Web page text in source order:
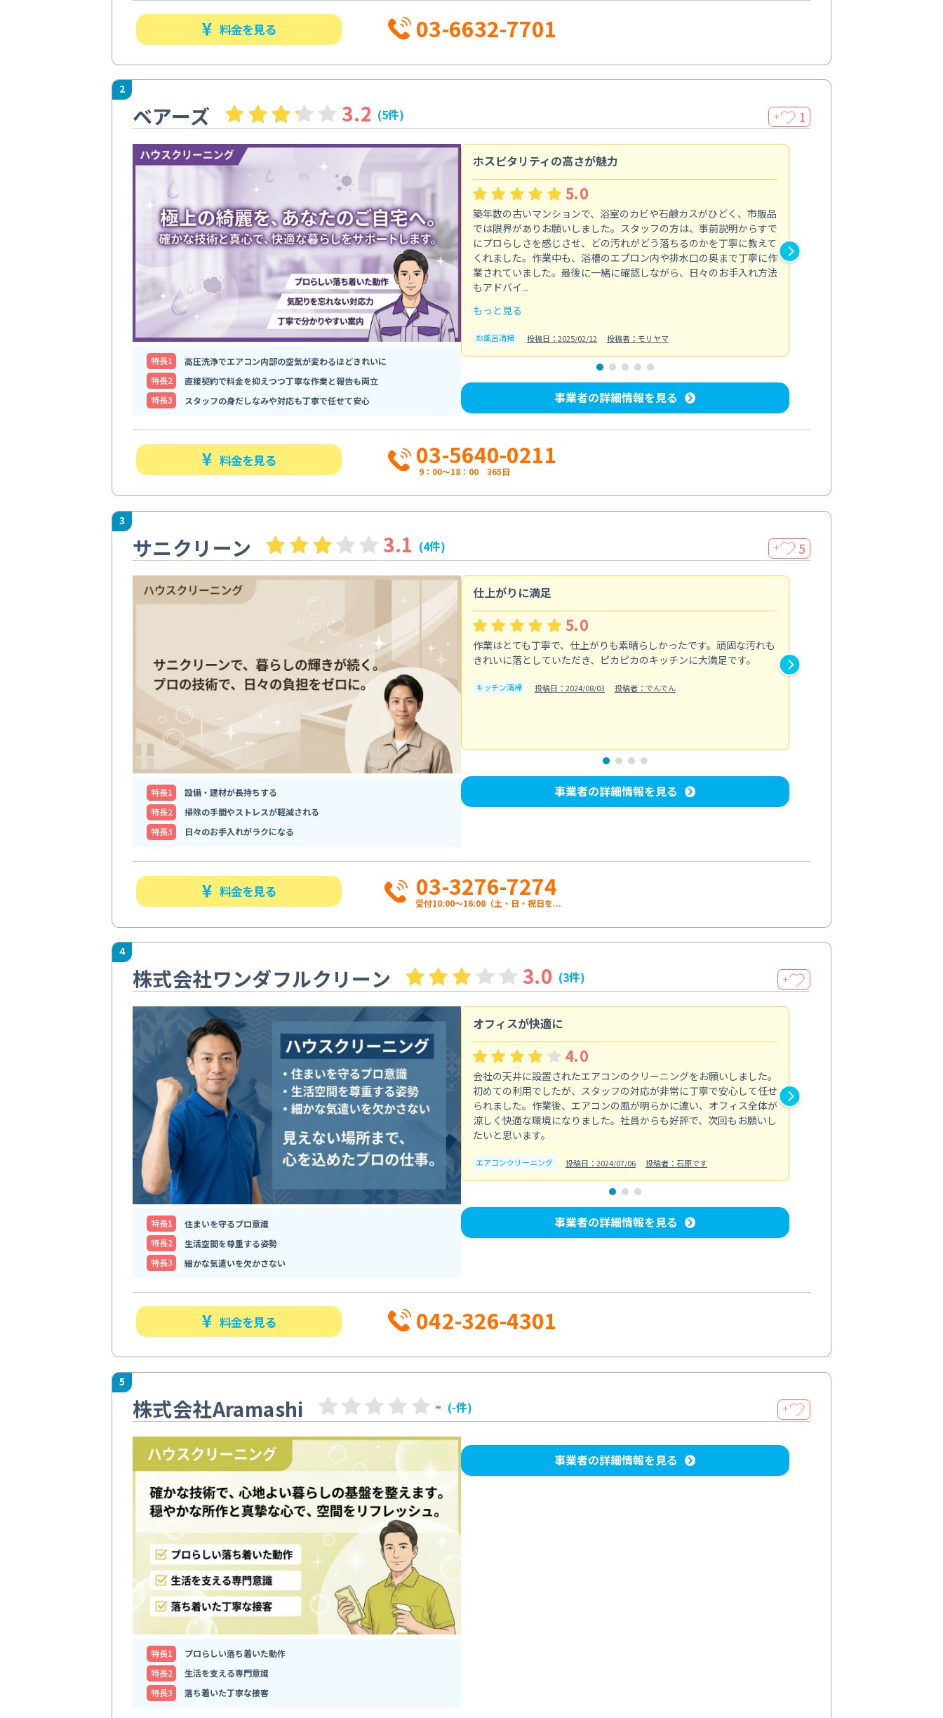
料金を見る 03-6632-7701
2
ベアーズ 3.2 (5件) ＋ 1
特⻑1
高圧洗浄でエアコン内部の空気が変わるほどきれいに
特⻑2
直接契約で料金を抑えつつ丁寧な作業と報告も両立
特⻑3
スタッフの身だしなみや対応も丁寧で任せて安心
ホスピタリティの高さが魅力
5.0
築年数の古いマンションで、浴室のカビや石鹸カスがひどく、市販品
では限界がありお願いしました。スタッフの方は、事前説明からすで
にプロらしさを感じさせ、どの汚れがどう落ちるのかを丁寧に教えて
くれました。作業中も、浴槽のエプロン内や排水口の奥まで丁寧に作
業されていました。最後に一緒に確認しながら、日々のお手入れ方法
もアドバイ...
もっと見る
お風呂清掃 投稿日：2025/02/12 投稿者：モリヤマ
事業者の詳細情報を見る
料金を見る 03-5640-0211
9：00～18：00 365日
3
サニクリーン 3.1 (4件) ＋ 5
特⻑1
設備・建材が長持ちする
特⻑2
掃除の手間やストレスが軽減される
特⻑3
日々のお手入れがラクになる
仕上がりに満足
5.0
作業はとても丁寧で、仕上がりも素晴らしかったです。頑固な汚れも
きれいに落としていただき、ピカピカのキッチンに大満足です。
キッチン清掃 投稿日：2024/08/03 投稿者：でんでん
事業者の詳細情報を見る
料金を見る 03-3276-7274
受付10:00〜16:00（土・日・祝日を...
4
株式会社ワンダフルクリーン 3.0 (3件) ＋
特⻑1
住まいを守るプロ意識
特⻑2
生活空間を尊重する姿勢
特⻑3
細かな気遣いを欠かさない
オフィスが快適に
4.0
会社の天井に設置されたエアコンのクリーニングをお願いしました。
初めての利用でしたが、スタッフの対応が非常に丁寧で安心して任せ
られました。作業後、エアコンの風が明らかに違い、オフィス全体が
涼しく快適な環境になりました。社員からも好評で、次回もお願いし
たいと思います。
エアコンクリーニング 投稿日：2024/07/06 投稿者：石原です
事業者の詳細情報を見る
料金を見る 042-326-4301
5
株式会社Aramashi - (-件) ＋
特⻑1
プロらしい落ち着いた動作
特⻑2
生活を支える専門意識
特⻑3
落ち着いた丁寧な接客
事業者の詳細情報を見る